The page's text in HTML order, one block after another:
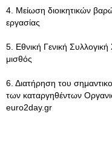
4. Μείωση διοικητικών
εργασίας
5. Εθνική Γενική
μισθός
6. Διατήρηση του
των καταργηθέντων
euro2day.gr